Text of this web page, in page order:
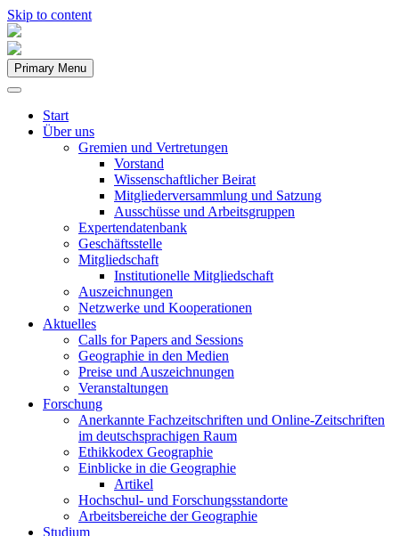
Skip to content
Primary Menu
Start
Über uns
Gremien und Vertretungen
Vorstand
Wissenschaftlicher Beirat
Mitgliederversammlung und Satzung
Ausschüsse und Arbeitsgruppen
Expertendatenbank
Geschäftsstelle
Mitgliedschaft
Institutionelle Mitgliedschaft
Auszeichnungen
Netzwerke und Kooperationen
Aktuelles
Calls for Papers and Sessions
Geographie in den Medien
Preise und Auszeichnungen
Veranstaltungen
Forschung
Anerkannte Fachzeitschriften und Online-Zeitschriften
im deutschsprachigen Raum
Ethikkodex Geographie
Einblicke in die Geographie
Artikel
Hochschul- und Forschungsstandorte
Arbeitsbereiche der Geographie
Studium